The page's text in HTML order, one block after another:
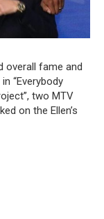
overall fame and
“Everybody
two MTV
on the Ellen’s